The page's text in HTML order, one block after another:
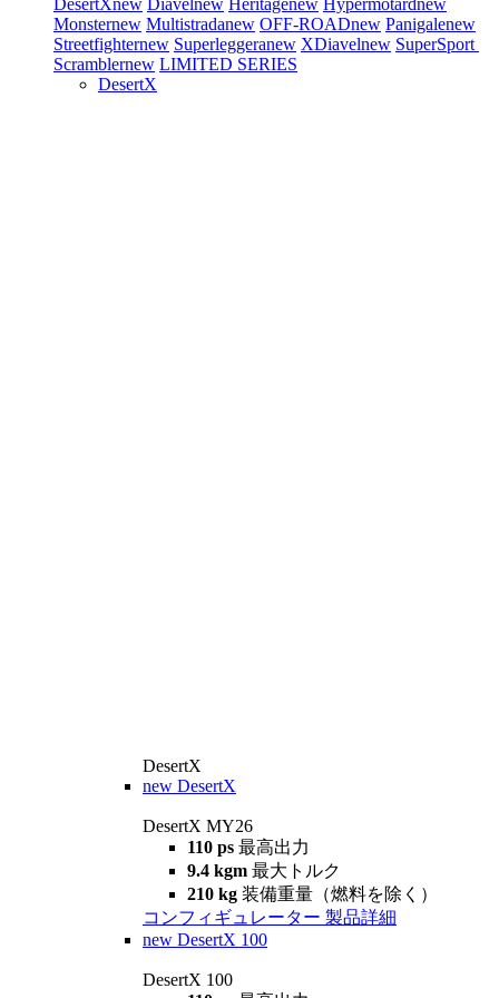
DesertXnew Diavelnew Heritagenew Hypermotardnew
Monsternew Multistradanew OFF-ROADnew Panigalenew
Streetfighternew Superleggeranew XDiavelnew SuperSport
Scramblernew LIMITED SERIES
DesertX
DesertX
new DesertX
DesertX MY26
110 ps 最高出力
9.4 kgm 最大トルク
210 kg 装備重量（燃料を除く）
コンフィギュレーター 製品詳細
new DesertX 100
DesertX 100